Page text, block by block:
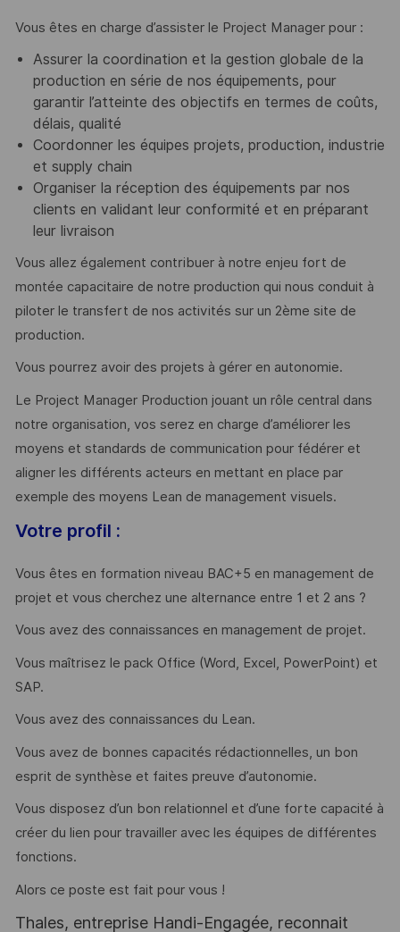
Vous êtes en charge d’assister le Project Manager pour :
Assurer la coordination et la gestion globale de la
production en série de nos équipements, pour
garantir l’atteinte des objectifs en termes de coûts,
délais, qualité
Coordonner les équipes projets, production, industrie
et supply chain
Organiser la réception des équipements par nos
clients en validant leur conformité et en préparant
leur livraison
Vous allez également contribuer à notre enjeu fort de
montée capacitaire de notre production qui nous conduit à
piloter le transfert de nos activités sur un 2ème site de
production.
Vous pourrez avoir des projets à gérer en autonomie.
Le Project Manager Production jouant un rôle central dans
notre organisation, vos serez en charge d’améliorer les
moyens et standards de communication pour fédérer et
aligner les différents acteurs en mettant en place par
exemple des moyens Lean de management visuels.
Votre profil :
Vous êtes en formation niveau BAC+5 en management de
projet et vous cherchez une alternance entre 1 et 2 ans ?
Vous avez des connaissances en management de projet.
Vous maîtrisez le pack Office (Word, Excel, PowerPoint) et
SAP.
Vous avez des connaissances du Lean.
Vous avez de bonnes capacités rédactionnelles, un bon
esprit de synthèse et faites preuve d’autonomie.
Vous disposez d’un bon relationnel et d’une forte capacité à
créer du lien pour travailler avec les équipes de différentes
fonctions.
Alors ce poste est fait pour vous !
Thales, entreprise Handi-Engagée, reconnait